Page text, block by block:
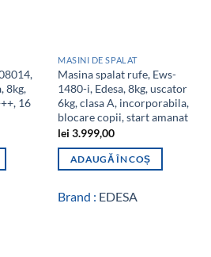
8kg,
16
MASINI DE SPALAT
Masina spalat rufe, Ews-
1480-i, Edesa, 8kg, uscator
6kg, clasa A, incorporabila,
blocare copii, start amanat
lei 3.999,00
ADAUGĂ ÎN COȘ
Brand : EDESA